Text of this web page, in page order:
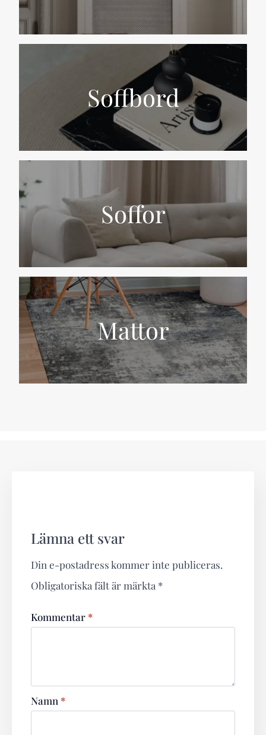
Soffbord
Soffor
Mattor
Lämna ett svar
Din e-postadress kommer inte publiceras.
Obligatoriska fält är märkta *
Kommentar *
Namn *